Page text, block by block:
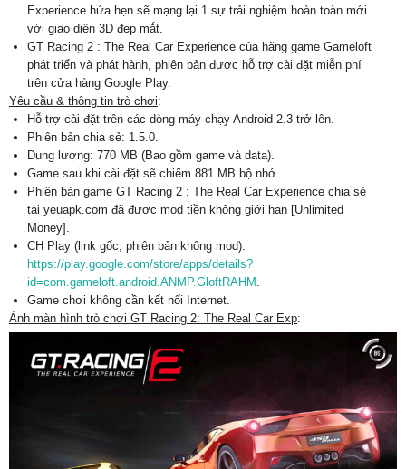
Experience hứa hẹn sẽ mạng lại 1 sự trải nghiệm hoàn toàn mới
với giao diện 3D đẹp mắt.
GT Racing 2 : The Real Car Experience của hãng game Gameloft
phát triển và phát hành, phiên bản được hỗ trợ cài đặt miễn phí
trên cửa hàng Google Play.
Yêu cầu & thông tin trò chơi:
Hỗ trợ cài đặt trên các dòng máy chạy Android 2.3 trở lên.
Phiên bản chia sẻ: 1.5.0.
Dung lượng: 770 MB (Bao gồm game và data).
Game sau khi cài đặt sẽ chiếm 881 MB bộ nhớ.
Phiên bản game GT Racing 2 : The Real Car Experience chia sẻ
tại yeuapk.com đã được mod tiền không giới hạn [Unlimited
Money].
CH Play (link gốc, phiên bản không mod):
https://play.google.com/store/apps/details?
id=com.gameloft.android.ANMP.GloftRAHM .
Game chơi không cần kết nối Internet.
Ảnh màn hình trò chơi GT Racing 2: The Real Car Exp: